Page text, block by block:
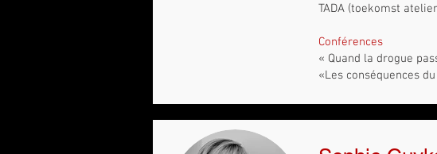
TADA (toekomst
Conférences
« Quand la drogue
«Les conséquences